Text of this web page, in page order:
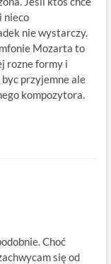
nieco
nie wystarczy.
Mozarta to
rozne formy i
przyjemne ale
kompozytora.
Choć
się od